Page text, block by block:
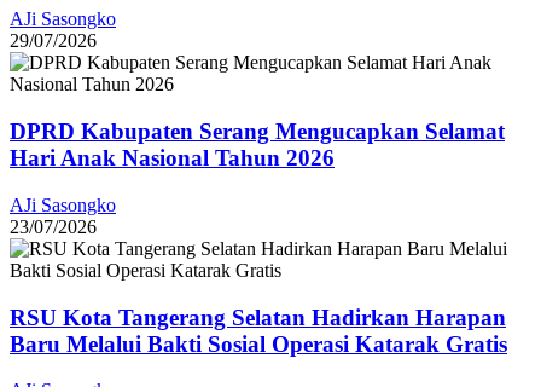
AJi Sasongko
29/07/2026
DPRD Kabupaten Serang Mengucapkan Selamat
Hari Anak Nasional Tahun 2026
AJi Sasongko
23/07/2026
RSU Kota Tangerang Selatan Hadirkan Harapan
Baru Melalui Bakti Sosial Operasi Katarak Gratis